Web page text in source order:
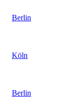
Berlin
Köln
Berlin